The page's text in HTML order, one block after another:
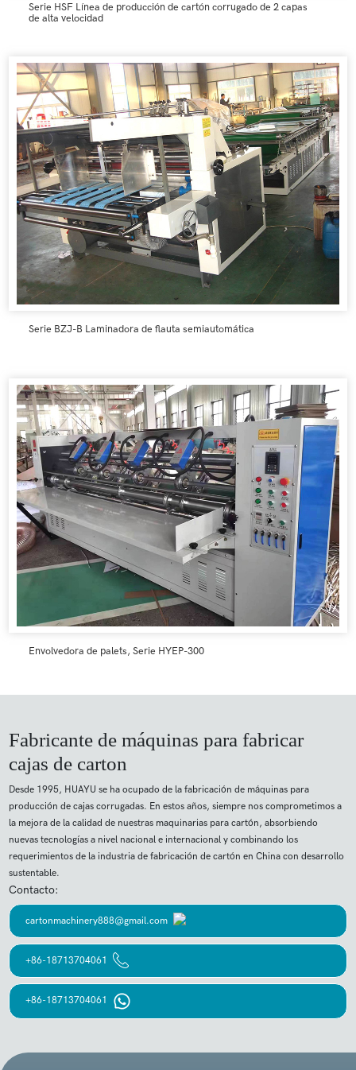
Serie HSF Línea de producción de cartón corrugado de 2 capas
de alta velocidad
Serie BZJ-B Laminadora de flauta semiautomática
Envolvedora de palets, Serie HYEP-300
Fabricante de máquinas para fabricar
cajas de carton
Desde 1995, HUAYU se ha ocupado de la fabricación de máquinas para
producción de cajas corrugadas. En estos años, siempre nos comprometimos a
la mejora de la calidad de nuestras maquinarias para cartón, absorbiendo
nuevas tecnologías a nivel nacional e internacional y combinando los
requerimientos de la industria de fabricación de cartón en China con desarrollo
sustentable.
Contacto:
cartonmachinery888@gmail.com
+86-18713704061
+86-18713704061